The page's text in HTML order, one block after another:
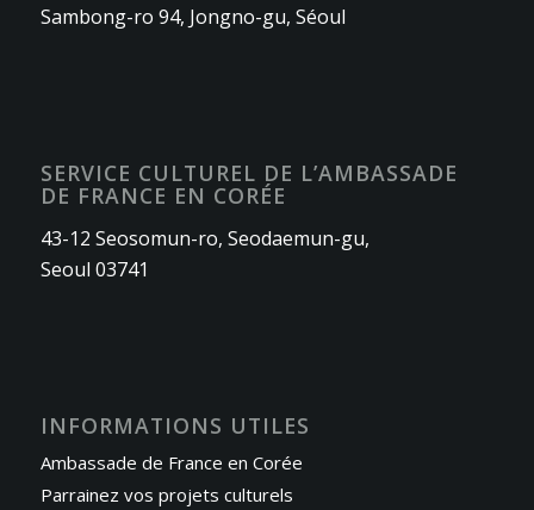
Sambong-ro 94, Jongno-gu, Séoul
SERVICE CULTUREL DE L’AMBASSADE
DE FRANCE EN CORÉE
43-12 Seosomun-ro, Seodaemun-gu,
Seoul 03741
INFORMATIONS UTILES
Ambassade de France en Corée
Parrainez vos projets culturels